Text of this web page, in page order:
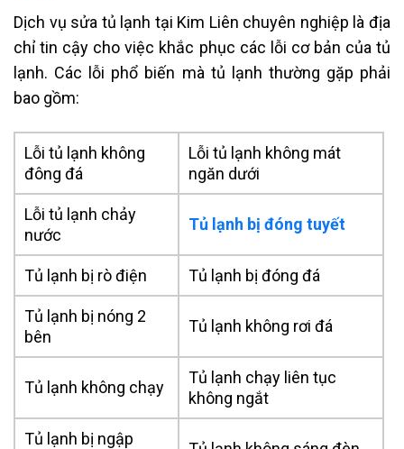
Dịch vụ sửa tủ lạnh tại Kim Liên chuyên nghiệp là địa
chỉ tin cậy cho việc khắc phục các lỗi cơ bản của tủ
lạnh. Các lỗi phổ biến mà tủ lạnh thường gặp phải
bao gồm:
Lỗi tủ lạnh không
đông đá
Lỗi tủ lạnh không mát
ngăn dưới
Lỗi tủ lạnh chảy
nước
Tủ lạnh bị đóng tuyết
Tủ lạnh bị rò điện Tủ lạnh bị đóng đá
Tủ lạnh bị nóng 2
bên
Tủ lạnh không rơi đá
Tủ lạnh không chạy
Tủ lạnh chạy liên tục
không ngắt
Tủ lạnh bị ngập